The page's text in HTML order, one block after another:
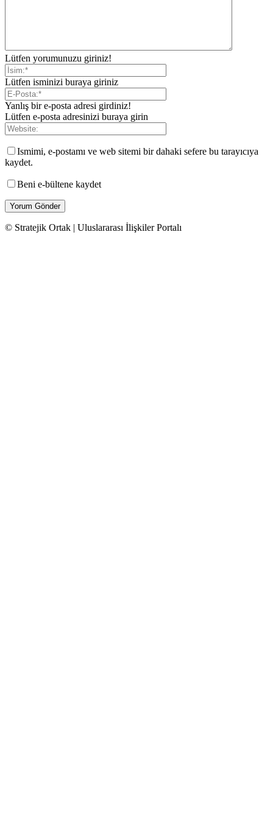
Lütfen yorumunuzu giriniz!
Lütfen isminizi buraya giriniz
Yanlış bir e-posta adresi girdiniz!
Lütfen e-posta adresinizi buraya girin
Ismimi, e-postamı ve web sitemi bir dahaki sefere bu tarayıcıya
kaydet.
Beni e-bültene kaydet
© Stratejik Ortak | Uluslararası İlişkiler Portalı